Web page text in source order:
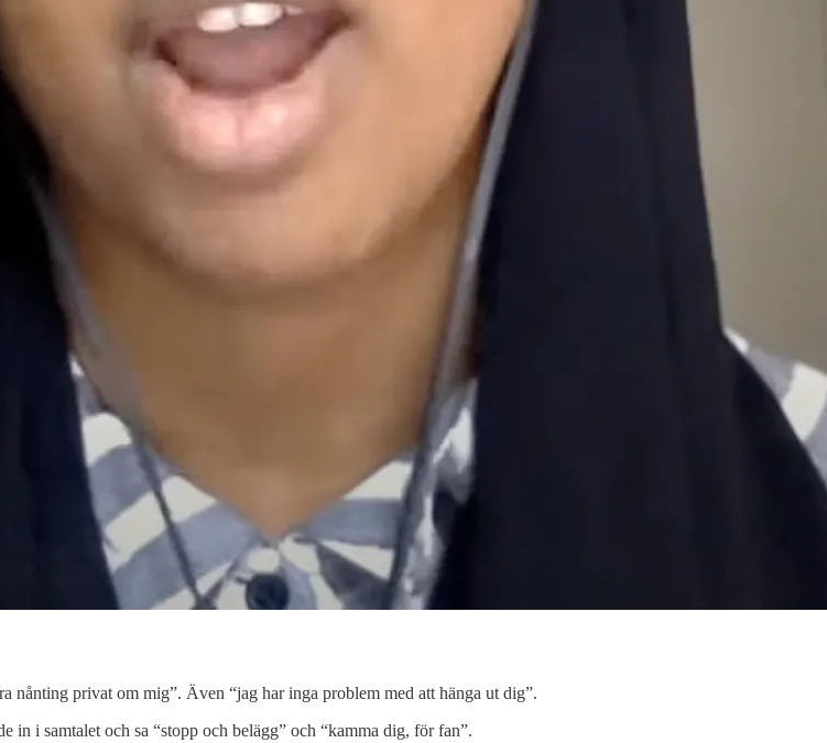
nånting privat om mig”. Även “jag har inga problem med att hänga ut dig”.
in i samtalet och sa “stopp och belägg” och “kamma dig, för fan”.